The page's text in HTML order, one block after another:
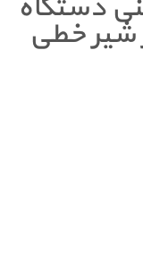
شیر خطی